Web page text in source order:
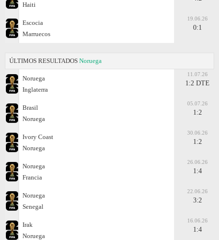
Haiti
Escocia
Marruecos
19.06.26
0:1
ÚLTIMOS RESULTADOS Noruega
Noruega
Inglaterra
11.07.26
1:2 DTE
Brasil
Noruega
05.07.26
1:2
Ivory Coast
Noruega
30.06.26
1:2
Noruega
Francia
26.06.26
1:4
Noruega
Senegal
22.06.26
3:2
Irak
Noruega
16.06.26
1:4